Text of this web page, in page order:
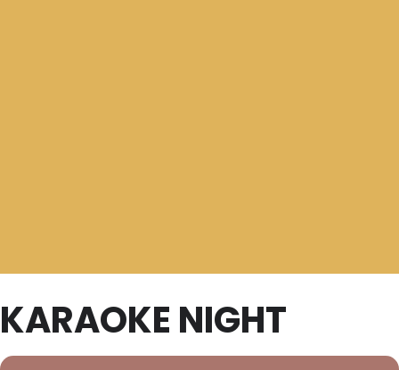
KARAOKE NIGHT